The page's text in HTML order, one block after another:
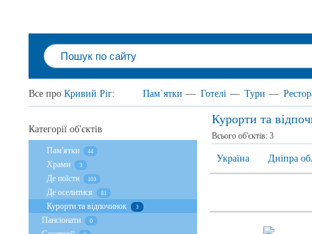
Все про Кривий Ріг: Пам`ятки — Готелі — Тури —
Курорти та
Всього об'єктів: 3
Україна Дніпра
Категорії об'єктів
Пам'ятки 44
Храми 3
Де поїсти 103
Де оселитися 81
Курорти та відпочинок 3
Пансіонати 0